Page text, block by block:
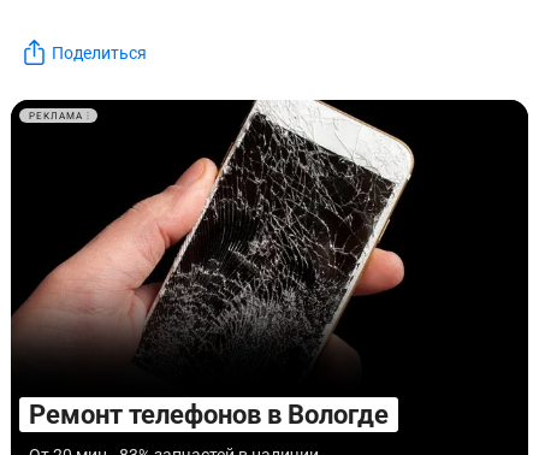
Поделиться
РЕКЛАМА
Ремонт телефонов в Вологде